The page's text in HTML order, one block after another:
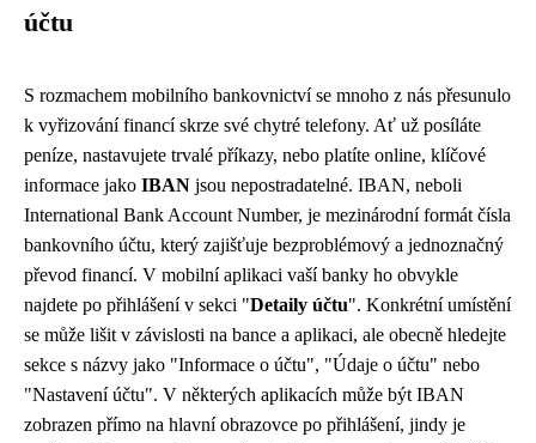
účtu
S rozmachem mobilního bankovnictví se mnoho z nás přesunulo
k vyřizování financí skrze své chytré telefony. Ať už posíláte
peníze, nastavujete trvalé příkazy, nebo platíte online, klíčové
informace jako IBAN jsou nepostradatelné. IBAN, neboli
International Bank Account Number, je mezinárodní formát čísla
bankovního účtu, který zajišťuje bezproblémový a jednoznačný
převod financí. V mobilní aplikaci vaší banky ho obvykle
najdete po přihlášení v sekci "Detaily účtu". Konkrétní umístění
se může lišit v závislosti na bance a aplikaci, ale obecně hledejte
sekce s názvy jako "Informace o účtu", "Údaje o účtu" nebo
"Nastavení účtu". V některých aplikacích může být IBAN
zobrazen přímo na hlavní obrazovce po přihlášení, jindy je